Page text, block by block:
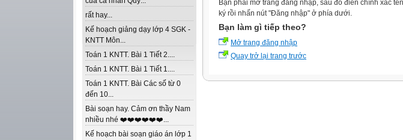
rất hay...
Kế hoạch giảng dạy lớp 4 SGK -
KNTT Môn...
Toán 1 KNTT. Bài 1 Tiết 2....
Toán 1 KNTT. Bài 1 Tiết 1....
Toán 1 KNTT. Bài Các số từ 0
đến 10...
Bài soạn hay. Cảm ơn thầy Nam
nhiều nhé ❤️❤️❤️❤️❤️❤️...
Kế hoạch bài soạn giáo án lớp 1
Bạn phải mở trang đăng nhập, sau đó điền chính xác
ký rồi nhấn nút "Đăng nhập" ở phía dưới.
Bạn làm gì tiếp theo?
Mở trang đăng nhập
Quay trở lại trang trước